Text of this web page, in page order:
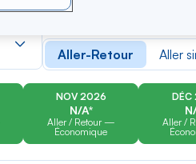
dans
la
liste
Aller-Retour Aller
NOV 2026
N/A*
Aller / Retour —
Économique
Aller /